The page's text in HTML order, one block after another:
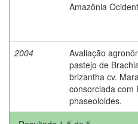
Amazônia
2004
Avaliação
pastejo de
brizantha cv.
consorciada com
phaseoloides.